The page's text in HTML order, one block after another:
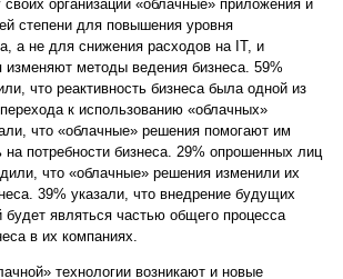
организаций «облачные» приложения и
степени для повышения уровня
а не для снижения расходов на IT, и
изменяют методы ведения бизнеса. 59%
что реактивность бизнеса была одной из
к использованию «облачных»
что «облачные» решения помогают им
на потребности бизнеса. 29% опрошенных лиц
что «облачные» решения изменили их
39% указали, что внедрение будущих
являться частью общего процесса
в их компаниях.
технологии возникают и новые